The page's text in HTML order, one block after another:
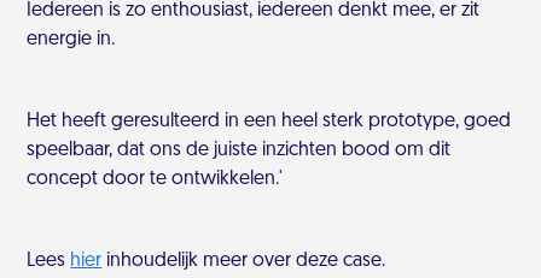
Iedereen is zo enthousiast, iedereen denkt mee, er zit
energie in.
Het heeft geresulteerd in een heel sterk prototype, goed
speelbaar, dat ons de juiste inzichten bood om dit
concept door te ontwikkelen.'
Lees hier inhoudelijk meer over deze case.